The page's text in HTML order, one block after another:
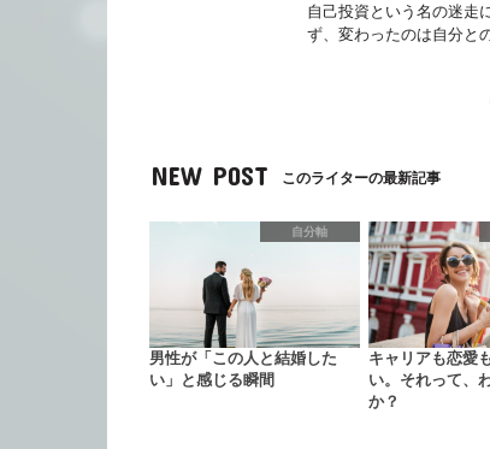
自己投資という名の迷走
ず、変わったのは自分と
NEW POST このライターの最新記事
自分軸
男性が「この人と結婚した
い」と感じる瞬間
キャリアも恋愛
い。それって、
か？